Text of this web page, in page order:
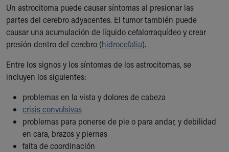
Skip to main content
Un astrocitoma puede causar síntomas al presionar las
partes del cerebro adyacentes. El tumor también puede
causar una acumulación de líquido cefalorraquídeo y crear
presión dentro del cerebro (hidrocefalia).
Entre los signos y los síntomas de los astrocitomas, se
incluyen los siguientes:
problemas en la vista y dolores de cabeza
crisis convulsivas
problemas para ponerse de pie o para andar, y debilidad
en cara, brazos y piernas
falta de coordinación